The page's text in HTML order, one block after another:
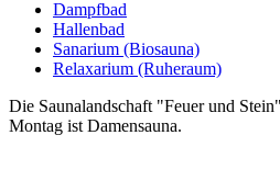
Dampfbad
Hallenbad
Sanarium (Biosauna)
Relaxarium (Ruheraum)
Die Saunalandschaft "Feuer und
Montag ist Damensauna.